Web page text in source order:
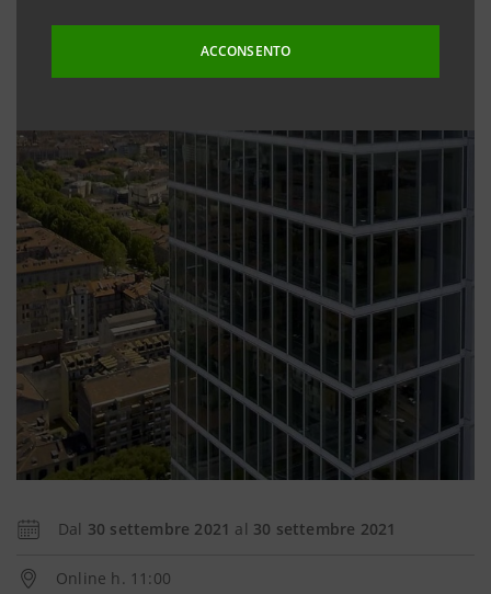
ACCONSENTO
Dal 30 settembre 2021 al 30 settembre 2021
Online h. 11:00